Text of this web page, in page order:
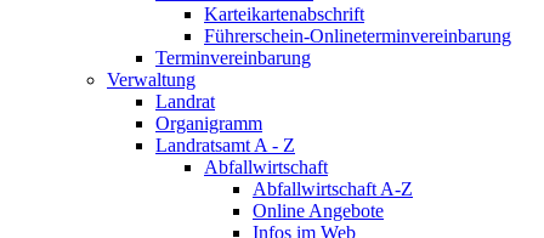
Karteikartenabschrift
Führerschein-Onlineterminvereinbarung
Terminvereinbarung
Verwaltung
Landrat
Organigramm
Landratsamt A - Z
Abfallwirtschaft
Abfallwirtschaft A-Z
Online Angebote
Infos im Web